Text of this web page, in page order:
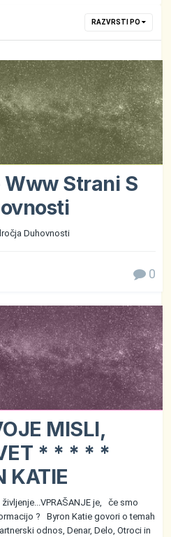
RAZVRSTI PO
Strani S
Duhovnosti
0
MISLI,
* * * * *
KATIE
je, če smo
? Byron Katie govori o temah
odnos, Denar, Delo, Otroci in